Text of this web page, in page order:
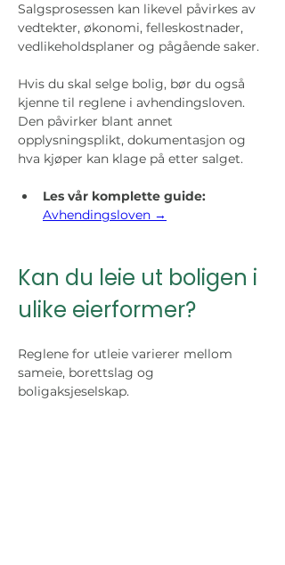
Salgsprosessen kan likevel påvirkes av
vedtekter, økonomi, felleskostnader,
vedlikeholdsplaner og pågående saker.
Hvis du skal selge bolig, bør du også
kjenne til reglene i avhendingsloven.
Den påvirker blant annet
opplysningsplikt, dokumentasjon og
hva kjøper kan klage på etter salget.
Les vår komplette guide:
Avhendingsloven →
Kan du leie ut boligen i
ulike eierformer?
Reglene for utleie varierer mellom
sameie, borettslag og
boligaksjeselskap.